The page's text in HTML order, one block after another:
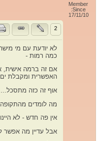
Member
Since:
17/11/10
2
לא יודעת עם מי
כמה רמות -
אם זה ברמה אישית,
האפשרית ומקבלת ים
אוף זה כזה מתסכל...
מה לומדים
אין פה חדש - לא
אבל עדיין מה אפשר